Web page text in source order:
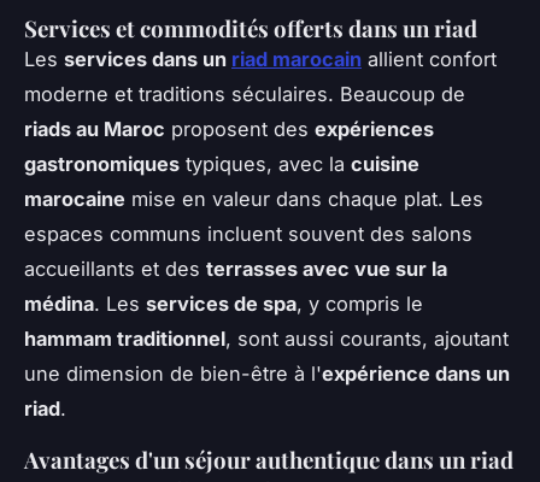
Services et commodités offerts dans un riad
Les services dans un riad marocain allient confort
moderne et traditions séculaires. Beaucoup de
riads au Maroc proposent des expériences
gastronomiques typiques, avec la cuisine
marocaine mise en valeur dans chaque plat. Les
espaces communs incluent souvent des salons
accueillants et des terrasses avec vue sur la
médina. Les services de spa, y compris le
hammam traditionnel, sont aussi courants, ajoutant
une dimension de bien-être à l'expérience dans un
riad.
Avantages d'un séjour authentique dans un riad